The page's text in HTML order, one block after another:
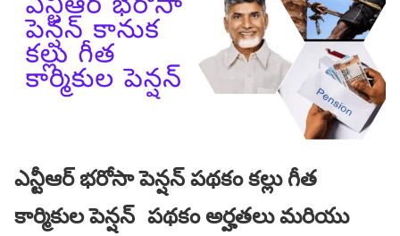
ఎన్టీఆర్ భరోసా పెన్షన్ పథకం కల్లు గీత
కార్మికుల పెన్షన్ పథకం అర్హతలు మరియు